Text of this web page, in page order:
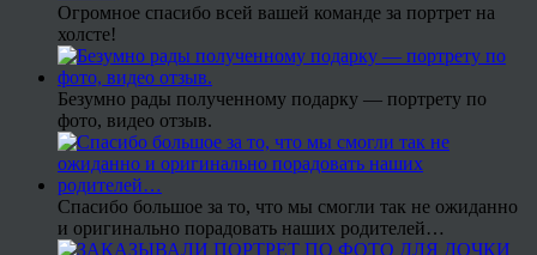
Огромное спасибо всей вашей команде за портрет на
холсте!
Безумно рады полученному подарку — портрету по
фото, видео отзыв.
Спасибо большое за то, что мы смогли так не ожиданно
и оригинально порадовать наших родителей…